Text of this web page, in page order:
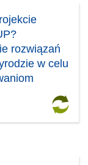
rozwiązań
w celu
klimatu